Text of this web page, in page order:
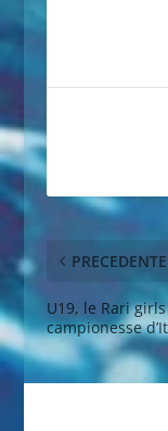
PRECEDENTE
U19, le Rari
campionesse